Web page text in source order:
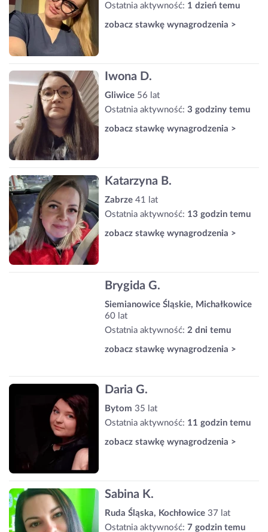
Ostatnia aktywność: 1 dzień temu
zobacz stawkę wynagrodzenia >
Iwona D.
Gliwice 56 lat
Ostatnia aktywność: 3 godziny temu
zobacz stawkę wynagrodzenia >
Katarzyna B.
Zabrze 41 lat
Ostatnia aktywność: 13 godzin temu
zobacz stawkę wynagrodzenia >
Brygida G.
Siemianowice Śląskie, Michałkowice
60 lat
Ostatnia aktywność: 2 dni temu
zobacz stawkę wynagrodzenia >
Daria G.
Bytom 35 lat
Ostatnia aktywność: 11 godzin temu
zobacz stawkę wynagrodzenia >
Sabina K.
Ruda Śląska, Kochłowice 37 lat
Ostatnia aktywność: 7 godzin temu